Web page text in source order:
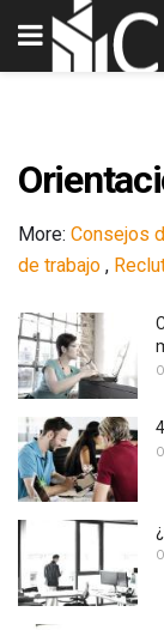
More: Consejos
de trabajo ,